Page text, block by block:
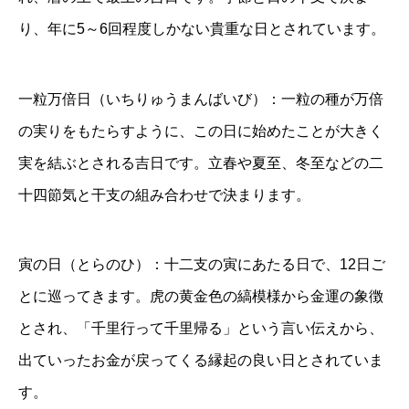
り、年に5～6回程度しかない貴重な日とされています。
一粒万倍日（いちりゅうまんばいび）：一粒の種が万倍
の実りをもたらすように、この日に始めたことが大きく
実を結ぶとされる吉日です。立春や夏至、冬至などの二
十四節気と干支の組み合わせで決まります。
寅の日（とらのひ）：十二支の寅にあたる日で、12日ご
とに巡ってきます。虎の黄金色の縞模様から金運の象徴
とされ、「千里行って千里帰る」という言い伝えから、
出ていったお金が戻ってくる縁起の良い日とされていま
す。